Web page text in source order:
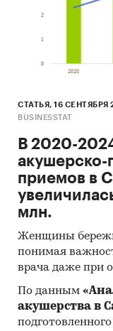
СТАТЬЯ, 16 СЕНТЯБРЯ
BUSINESSTAT
В 2020-
акушерско-
приемов в
млн.
Женщины
понимая
врача даже при
По данным
акушерства в